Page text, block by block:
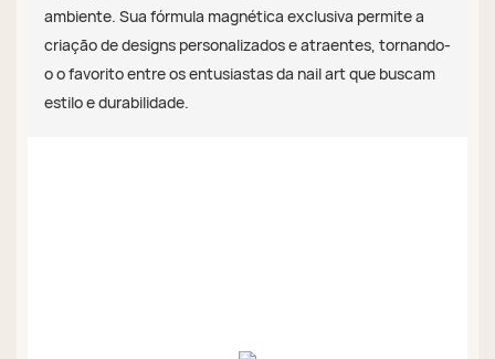
ambiente. Sua fórmula magnética exclusiva permite a
criação de designs personalizados e atraentes, tornando-
o o favorito entre os entusiastas da nail art que buscam
estilo e durabilidade.